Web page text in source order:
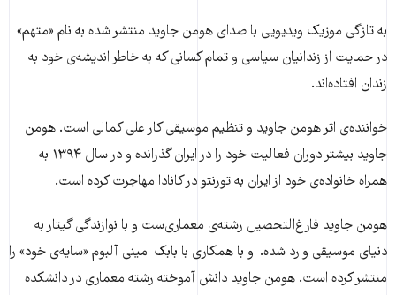
به تازگی موزیک ویدیویی با صدای هومن جاوید منتشر شده به نام «متهم»
در حمایت از زندانیان سیاسی و تمام کسانی که به خاطر اندیشه‌ی خود به
زندان افتاده‌اند.
خواننده‌ی اثر هومن جاوید و تنظیم موسیقی کار علی کمالی است. هومن
جاوید بیشتر دوران فعالیت خود را در ایران گذرانده و در سال ۱۳۹۴ به
همراه خانواده‌ی خود از ایران به تورنتو در کانادا مهاجرت کرده است.
هومن جاوید فارغ‌التحصیل رشته‌ی معماری‌ست و با نوازندگی گیتار به
دنیای موسیقی وارد شده. او با همکاری با بابک امینی آلبوم «سایه‌ی خود» را
منتشر کرده است. هومن جاوید دانش آموخته رشته معماری در دانشکده